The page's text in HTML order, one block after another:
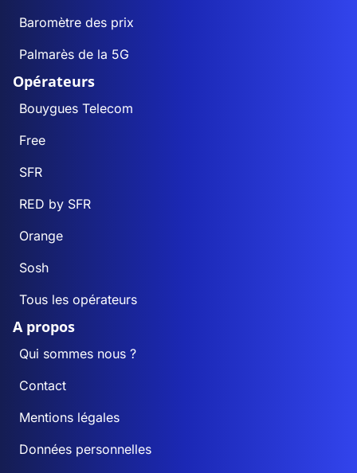
Baromètre des prix
Palmarès de la 5G
Opérateurs
Bouygues Telecom
Free
SFR
RED by SFR
Orange
Sosh
Tous les opérateurs
A propos
Qui sommes nous ?
Contact
Mentions légales
Données personnelles